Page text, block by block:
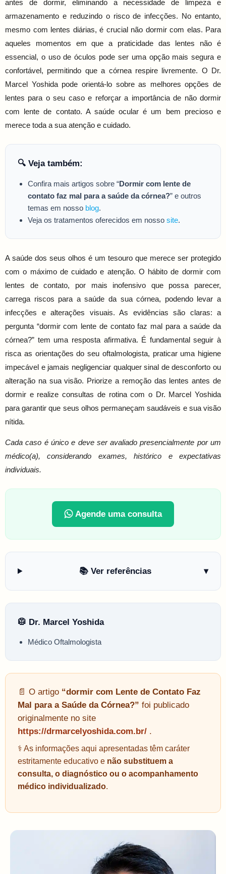
antes de dormir, eliminando a necessidade de limpeza e
armazenamento e reduzindo o risco de infecções. No entanto,
mesmo com lentes diárias, é crucial não dormir com elas. Para
aqueles momentos em que a praticidade das lentes não é
essencial, o uso de óculos pode ser uma opção mais segura e
confortável, permitindo que a córnea respire livremente. O Dr.
Marcel Yoshida pode orientá-lo sobre as melhores opções de
lentes para o seu caso e reforçar a importância de não dormir
com lente de contato. A saúde ocular é um bem precioso e
merece toda a sua atenção e cuidado.
🔍 Veja também:
Confira mais artigos sobre “Dormir com lente de
contato faz mal para a saúde da córnea?” e outros
temas em nosso blog.
Veja os tratamentos oferecidos em nosso site.
A saúde dos seus olhos é um tesouro que merece ser protegido
com o máximo de cuidado e atenção. O hábito de dormir com
lentes de contato, por mais inofensivo que possa parecer,
carrega riscos para a saúde da sua córnea, podendo levar a
infecções e alterações visuais. As evidências são claras: a
pergunta “dormir com lente de contato faz mal para a saúde da
córnea?” tem uma resposta afirmativa. É fundamental seguir à
risca as orientações do seu oftalmologista, praticar uma higiene
impecável e jamais negligenciar qualquer sinal de desconforto ou
alteração na sua visão. Priorize a remoção das lentes antes de
dormir e realize consultas de rotina com o Dr. Marcel Yoshida
para garantir que seus olhos permaneçam saudáveis e sua visão
nítida.
Cada caso é único e deve ser avaliado presencialmente por um
médico(a), considerando exames, histórico e expectativas
individuais.
Agende uma consulta
📚 Ver referências ▾
🥼 Dr. Marcel Yoshida
Médico Oftalmologista
📄 O artigo “dormir com Lente de Contato Faz
Mal para a Saúde da Córnea?” foi publicado
originalmente no site
https://drmarcelyoshida.com.br/ .
⚕️ As informações aqui apresentadas têm caráter
estritamente educativo e não substituem a
consulta, o diagnóstico ou o acompanhamento
médico individualizado.